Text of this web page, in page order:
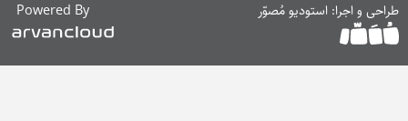
طراحی و اجرا: استودیو مُصوّر Powered By